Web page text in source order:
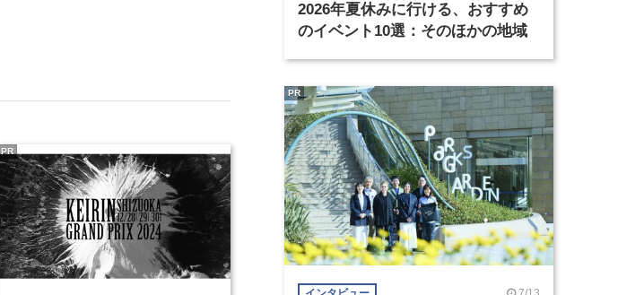
PR
2026年夏休みに行ける、おすすめ
のイベント10選：そのほかの地域
PR